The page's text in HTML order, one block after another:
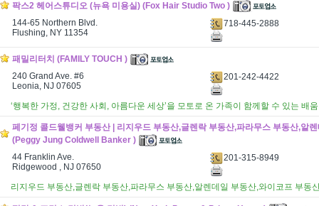
팍스2 헤어스튜디오 (뉴욕 미용실) (Fox Hair Studio Two )
144-65 Northern Blvd.
Flushing, NY 11354
718-445-2888
패밀리터치 (FAMILY TOUCH )
240 Grand Ave. #6
Leonia, NJ 07605
201-242-4422
‘행복한 가정, 건강한 사회, 아름다운 세상’을 모토로 온 가족이 함께할 수 있는 배
페기정 콜드웰뱅커 부동산 | 리지우드 부동산,글렌락 부동산,파라무스 부동산,알
(Peggy Jung Coldwell Banker )
44 Franklin Ave.
Ridgewood , NJ 07650
201-315-8949
리지우드 부동산,글렌락 부동산,파라무스 부동산,알렌데일 부동산,와이코프 부동